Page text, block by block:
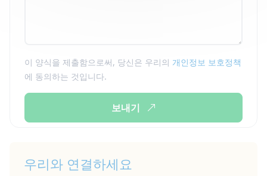
이 양식을 제출함으로써, 당신은 우리의 개인정보 보호정책
에 동의하는 것입니다.
보내기
우리와 연결하세요